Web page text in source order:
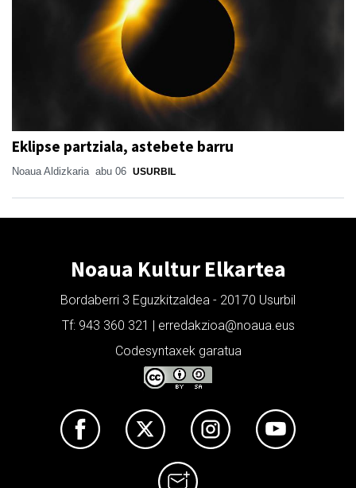
Eklipse partziala, astebete barru
Noaua Aldizkaria abu 06 USURBIL
Noaua Kultur Elkartea
Bordaberri 3 Eguzkitzaldea - 20170 Usurbil
Tf: 943 360 321 | erredakzioa@noaua.eus
Codesyntaxek garatua